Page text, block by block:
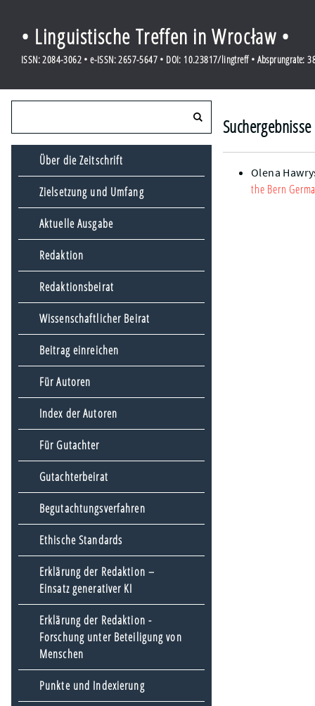
• Linguistische Treffen in Wrocław •
ISSN: 2084-3062 • e-ISSN: 2657-5647 • DOI: 10.23817/lingtreff • Absprungrate:
Über die Zeitschrift
Zielsetzung und Umfang
Aktuelle Ausgabe
Redaktion
Redaktionsbeirat
Wissenschaftlicher Beirat
Beitrag einreichen
Für Autoren
Index der Autoren
Für Gutachter
Gutachterbeirat
Begutachtungsverfahren
Ethische Standards
Erklärung der Redaktion –
Einsatz generativer KI
Erklärung der Redaktion -
Forschung unter Beteiligung von
Menschen
Punkte und Indexierung
Olena
the Bern